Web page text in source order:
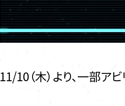
11/10（木）より、一部ア